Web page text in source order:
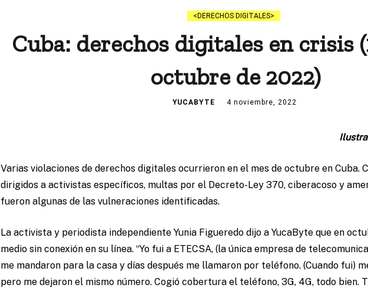
DERECHOS DIGITALES
Cuba: derechos digitales en crisis
octubre de 2022)
YUCABYTE 4 noviembre, 2022
Varias violaciones de derechos digitales ocurrieron en el mes de octubre en Cuba.
dirigidos a activistas específicos, multas por el Decreto-Ley 370, ciberacoso y
fueron algunas de las vulneraciones identificadas.
La activista y periodista independiente Yunia Figueredo dijo a YucaByte que en
medio sin conexión en su línea. “Yo fui a ETECSA, (la única empresa de
me mandaron para la casa y días después me llamaron por teléfono. (Cuando fui)
pero me dejaron el mismo número. Cogió cobertura el teléfono, 3G, 4G, todo bien.